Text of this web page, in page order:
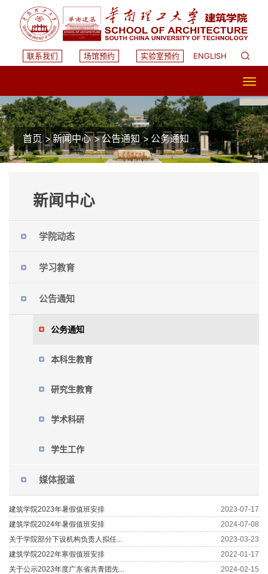
联系我们 场馆预约 实验室预约 ENGLISH
首页>新闻中心>公告通知 >公务通知
新闻中心
学院动态
学习教育
公告通知
公务通知
本科生教育
研究生教育
学术科研
学生工作
媒体报道